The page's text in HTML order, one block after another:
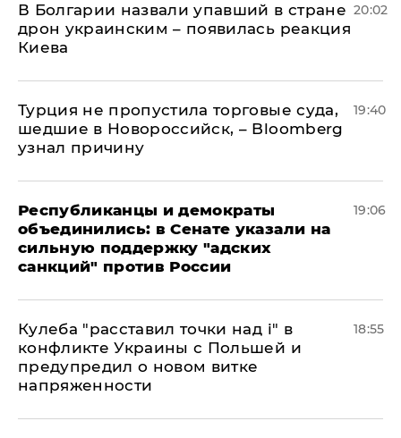
В Болгарии назвали упавший в стране
дрон украинским – появилась реакция
Киева
20:02
Турция не пропустила торговые суда,
шедшие в Новороссийск, – Bloomberg
узнал причину
19:40
Республиканцы и демократы
объединились: в Сенате указали на
сильную поддержку "адских
санкций" против России
19:06
Кулеба "расставил точки над і" в
конфликте Украины с Польшей и
предупредил о новом витке
напряженности
18:55